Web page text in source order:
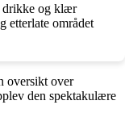
drikke og klær
etterlate området
oversikt over
den spektakulære